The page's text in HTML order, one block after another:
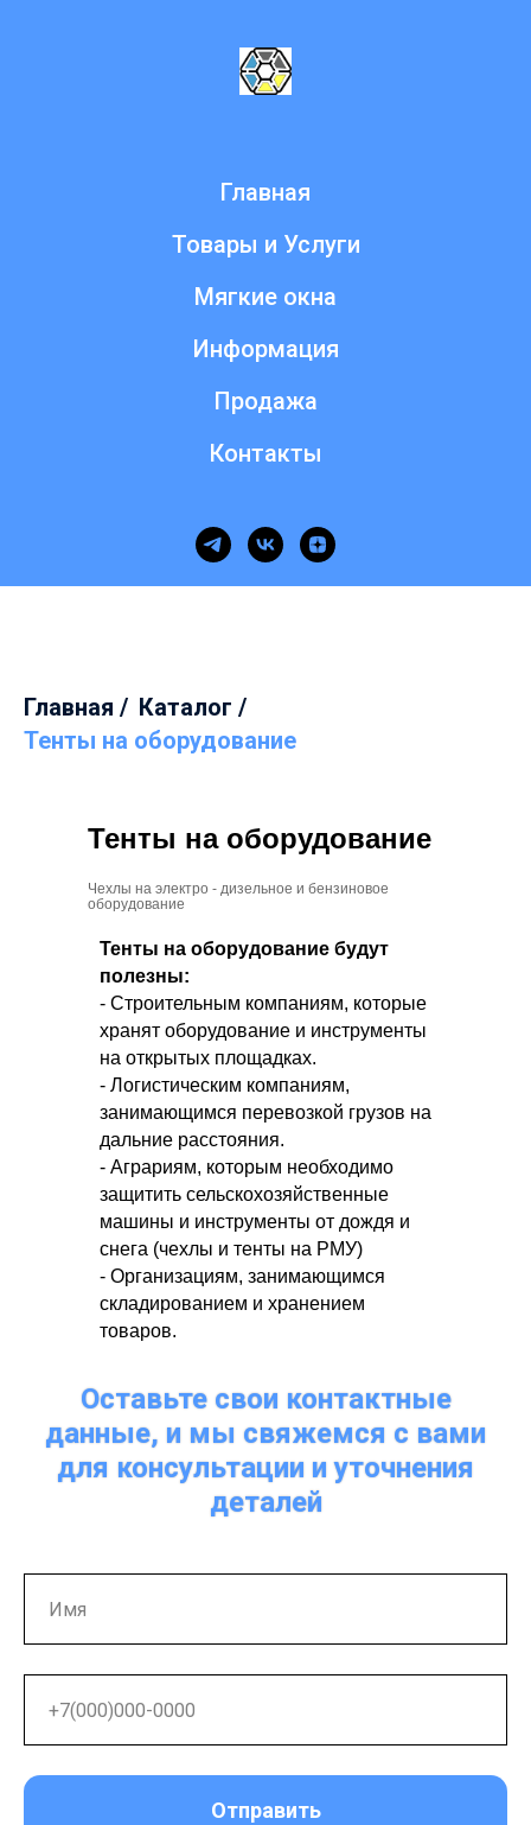
Главная
Товары и Услуги
Мягкие окна
Информация
Продажа
Контакты
Главная / Каталог /
Тенты на оборудование
Тенты на оборудование
Тенты на оборудование будут
полезны:
- Строительным компаниям, которые
хранят оборудование и инструменты
на открытых площадках.
- Логистическим компаниям,
занимающимся перевозкой грузов на
дальние расстояния.
- Аграриям, которым необходимо
защитить сельскохозяйственные
машины и инструменты от дождя и
снега (чехлы и тенты на РМУ)
- Организациям, занимающимся
складированием и хранением
товаров.
Чехлы на электро - дизельное и бензиновое
оборудование
Оставьте свои контактные
данные, и мы свяжемся с вами
для консультации и уточнения
деталей
Отправить